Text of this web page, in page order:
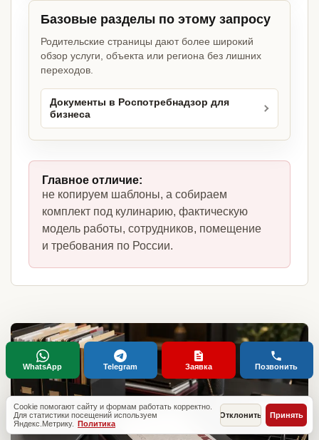
Базовые разделы по этому запросу
Родительские страницы дают более широкий
обзор услуги, объекта или региона без лишних
переходов.
Документы в Роспотребнадзор для
бизнеса
Главное отличие:
не копируем шаблоны, а собираем
комплект под кулинарию, фактическую
модель работы, сотрудников, помещение
и требования по России.
Cookie помогают сайту и формам работать корректно.
Для статистики посещений используем
Яндекс.Метрику. Политика
Отклонить Принять
WhatsApp Telegram Заявка Позвонить